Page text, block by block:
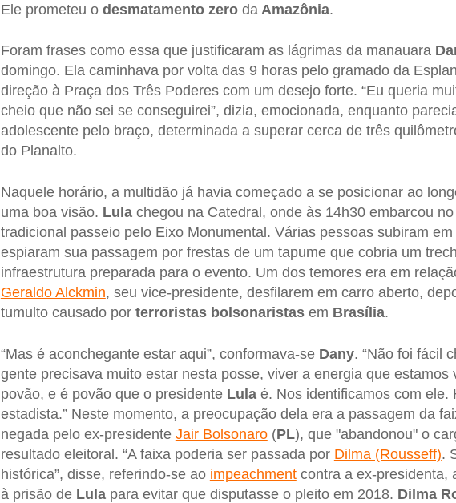
Ele prometeu o desmatamento zero da Amazônia.
Foram frases como essa que justificaram as lágrimas da manauara
domingo. Ela caminhava por volta das 9 horas pelo gramado da
direção à Praça dos Três Poderes com um desejo forte. “Eu queria
cheio que não sei se conseguirei”, dizia, emocionada, enquanto
adolescente pelo braço, determinada a superar cerca de três
do Planalto.
Naquele horário, a multidão já havia começado a se posicionar ao
uma boa visão. Lulachegou na Catedral, onde às 14h30 embarcou
tradicional passeio pelo Eixo Monumental. Várias pessoas subiram
espiaram sua passagem por frestas de um tapume que cobria um
infraestrutura preparada para o evento. Um dos temores era em
Geraldo Alckmin, seu vice-presidente, desfilarem em carro aberto,
tumulto causado por terroristas bolsonaristasem Brasília.
“Mas é aconchegante estar aqui”, conformava-se Dany. “Não foi fácil
gente precisava muito estar nesta posse, viver a energia que estamos
povão, e é povão que o presidente Lulaé. Nos identificamos com ele.
estadista.” Neste momento, a preocupação dela era a passagem da
negada pelo ex-presidente Jair Bolsonaro(PL), que "abandonou" o
resultado eleitoral. “A faixa poderia ser passada por Dilma (Rousseff).
histórica”, disse, referindo-se ao impeachmentcontra a ex-presidenta,
à prisão de Lulapara evitar que disputasse o pleito em 2018. Dilma